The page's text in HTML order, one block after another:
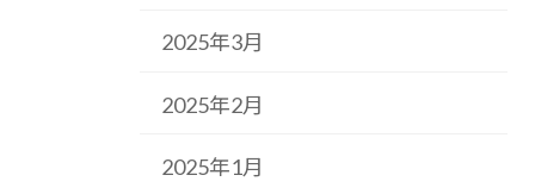
2025年3月
2025年2月
2025年1月